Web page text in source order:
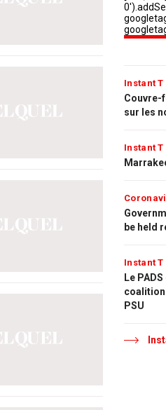
Instant T
Couvre-
sur les
Instant T
be held
Instant T
Le
coalition
PSU